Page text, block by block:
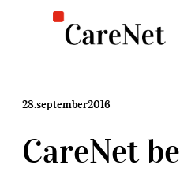
28.september2016
CareNet